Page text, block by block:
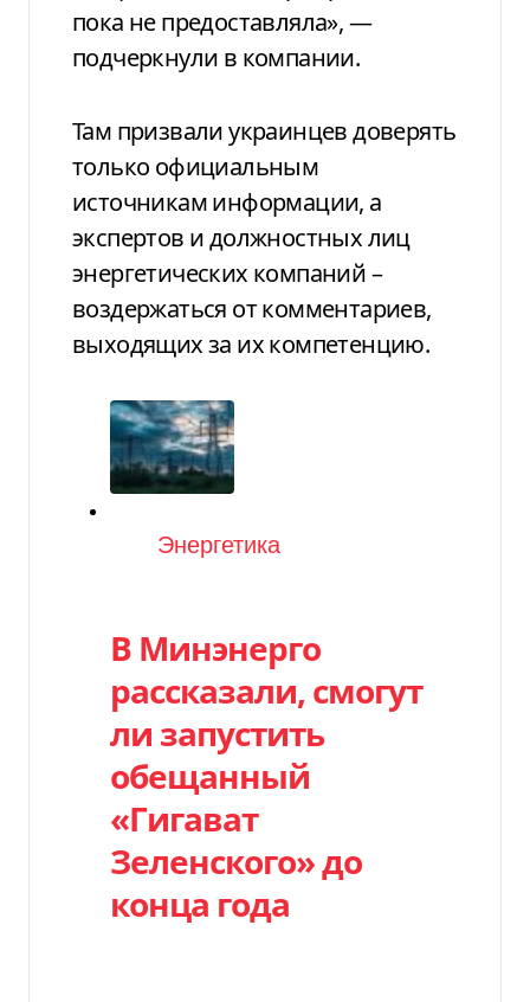
пока не предоставляла», —
подчеркнули в компании.
Там призвали украинцев доверять
только официальным
источникам информации, а
экспертов и должностных лиц
энергетических компаний –
воздержаться от комментариев,
выходящих за их компетенцию.
Категория
Энергетика
В Минэнерго
рассказали, смогут
ли запустить
обещанный
«Гигават
Зеленского» до
конца года